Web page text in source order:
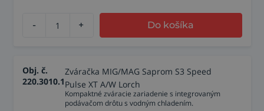
- + Do košíka
Obj. č.
220.3010.1
Zváračka MIG/MAG Saprom S3 Speed
Pulse XT A/W Lorch
Kompaktné zváracie zariadenie s integrovaným
podávačom drôtu s vodným chladením.